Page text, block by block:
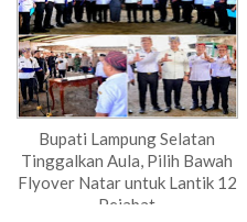
Bupati Lampung Selatan
Tinggalkan Aula, Pilih Bawah
Flyover Natar untuk Lantik 12
Pejabat